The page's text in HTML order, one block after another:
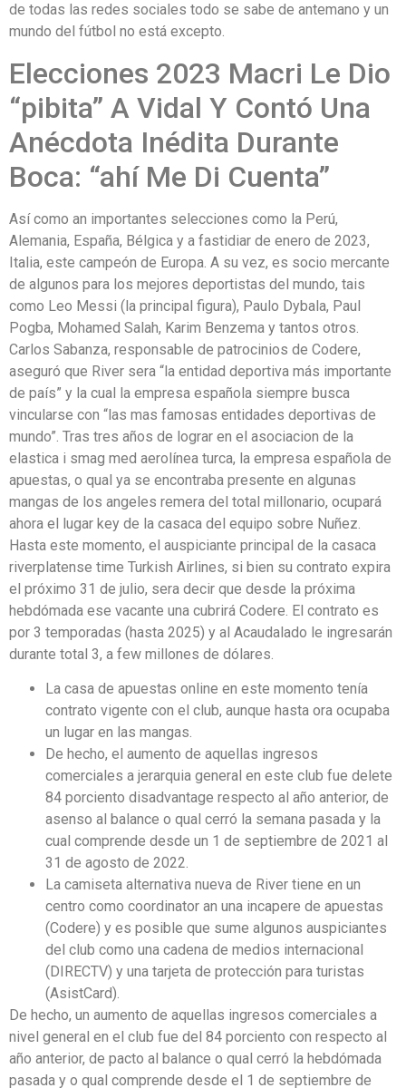
de todas las redes sociales todo se sabe de antemano y un
mundo del fútbol no está excepto.
Elecciones 2023 Macri Le Dio
“pibita” A Vidal Y Contó Una
Anécdota Inédita Durante
Boca: “ahí Me Di Cuenta”
Así como an importantes selecciones como la Perú,
Alemania, España, Bélgica y a fastidiar de enero de 2023,
Italia, este campeón de Europa. A su vez, es socio mercante
de algunos para los mejores deportistas del mundo, tais
como Leo Messi (la principal figura), Paulo Dybala, Paul
Pogba, Mohamed Salah, Karim Benzema y tantos otros.
Carlos Sabanza, responsable de patrocinios de Codere,
aseguró que River sera “la entidad deportiva más importante
de país” y la cual la empresa española siempre busca
vincularse con “las mas famosas entidades deportivas de
mundo”. Tras tres años de lograr en el asociacion de la
elastica i smag med aerolínea turca, la empresa española de
apuestas, o qual ya se encontraba presente en algunas
mangas de los angeles remera del total millonario, ocupará
ahora el lugar key de la casaca del equipo sobre Nuñez.
Hasta este momento, el auspiciante principal de la casaca
riverplatense time Turkish Airlines, si bien su contrato expira
el próximo 31 de julio, sera decir que desde la próxima
hebdómada ese vacante una cubrirá Codere. El contrato es
por 3 temporadas (hasta 2025) y al Acaudalado le ingresarán
durante total 3, a few millones de dólares.
La casa de apuestas online en este momento tenía
contrato vigente con el club, aunque hasta ora ocupaba
un lugar en las mangas.
De hecho, el aumento de aquellas ingresos
comerciales a jerarquia general en este club fue delete
84 porciento disadvantage respecto al año anterior, de
asenso al balance o qual cerró la semana pasada y la
cual comprende desde un 1 de septiembre de 2021 al
31 de agosto de 2022.
La camiseta alternativa nueva de River tiene en un
centro como coordinator an una incapere de apuestas
(Codere) y es posible que sume algunos auspiciantes
del club como una cadena de medios internacional
(DIRECTV) y una tarjeta de protección para turistas
(AsistCard).
De hecho, un aumento de aquellas ingresos comerciales a
nivel general en el club fue del 84 porciento con respecto al
año anterior, de pacto al balance o qual cerró la hebdómada
pasada y o qual comprende desde el 1 de septiembre de